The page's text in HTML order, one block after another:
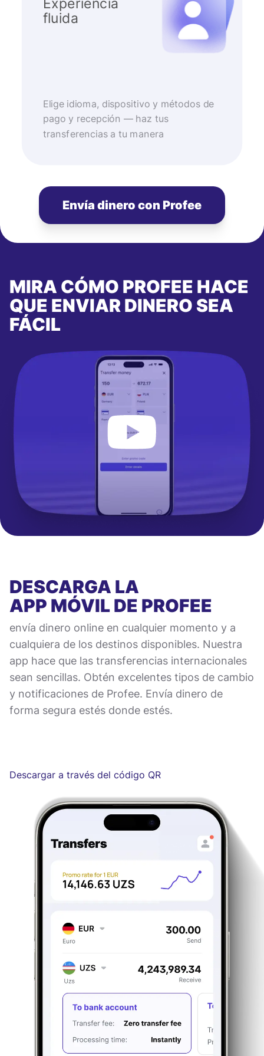
Experiencia
fluida
Elige idioma, dispositivo y métodos de
pago y recepción — haz tus
transferencias a tu manera
Envía dinero con Profee
MIRA CÓMO PROFEE HACE
QUE ENVIAR DINERO SEA
FÁCIL
DESCARGA LA
APP MÓVILDE PROFEE
envía dinero online en cualquier momento y a
cualquiera de los destinos disponibles. Nuestra
app hace que las transferencias internacionales
sean sencillas. Obtén excelentes tipos de cambio
y notificaciones de Profee. Envía dinero de
forma segura estés donde estés.
Descargar a través del código QR